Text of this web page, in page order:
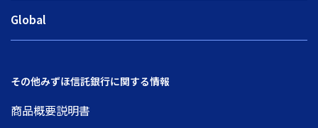
Global
その他みずほ信託銀行に関する情報
商品概要説明書